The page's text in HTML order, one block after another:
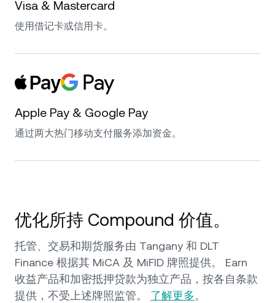
Visa & Mastercard
使用借记卡或信用卡。
Apple Pay & Google Pay
通过两大热门移动支付服务添加资金。
优化所持 Compound 价值。
托管、交易和期货服务由 Tangany 和 DLT
Finance 根据其 MiCA 及 MiFID 牌照提供。 Earn
收益产品和加密抵押贷款为独立产品，按各自条款
提供，不受上述牌照监管。 了解更多。